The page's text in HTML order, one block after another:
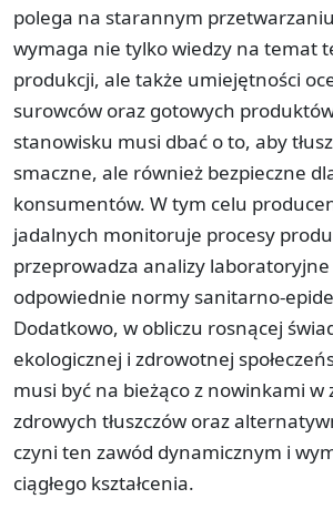
polega na starannym
wymaga nie tylko wiedzy na temat
produkcji, ale także umiejętności
surowców oraz gotowych
stanowisku musi dbać o to, aby
smaczne, ale również bezpieczne
konsumentów. W tym celu
jadalnych monitoruje procesy
przeprowadza analizy
odpowiednie normy sanitarno-
Dodatkowo, w obliczu rosnącej
ekologicznej i zdrowotnej
musi być na bieżąco z nowinkami w
zdrowych tłuszczów oraz
czyni ten zawód dynamicznym i
ciągłego kształcenia.